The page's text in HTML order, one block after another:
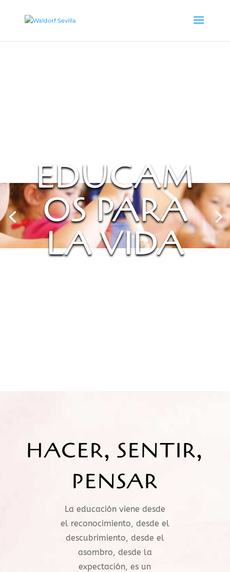
EDUCAM
OS PARA
LA VIDA
HACER, SENTIR,
PENSAR
La educación viene desde
el reconocimiento, desde el
descubrimiento, desde el
asombro, desde la
expectación, es un